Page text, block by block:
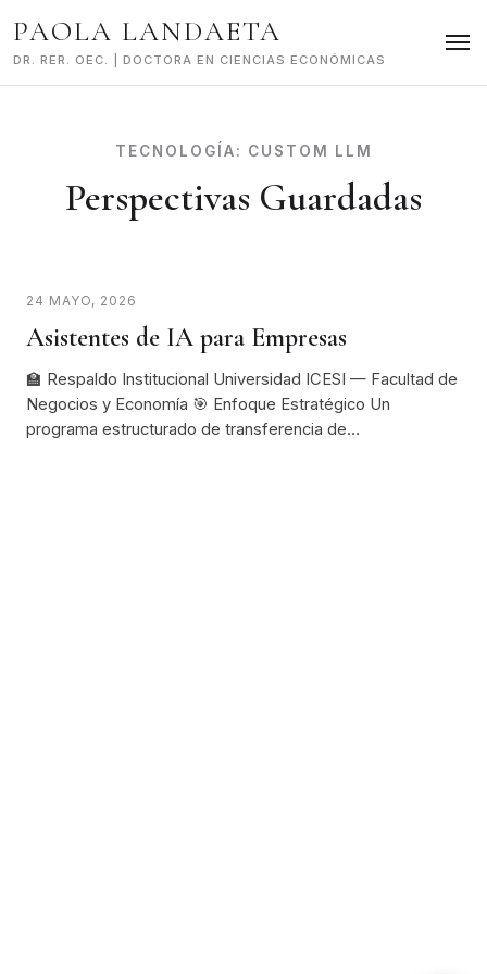
to
content
PAOLA LANDAETA
DR. RER. OEC. | DOCTORA EN CIENCIAS ECONÓMICAS
TECNOLOGÍA: CUSTOM LLM
Perspectivas Guardadas
24 MAYO, 2026
Asistentes de IA para Empresas
🏫 Respaldo Institucional Universidad ICESI — Facultad de
Negocios y Economía 🎯 Enfoque Estratégico Un
programa estructurado de transferencia de…